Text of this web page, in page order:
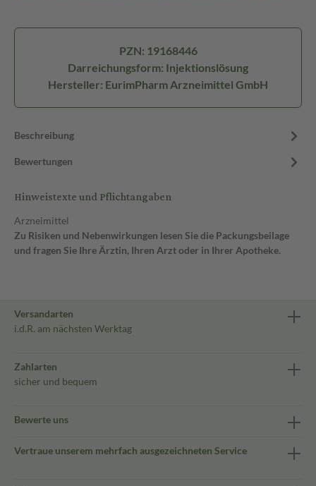
PZN: 19168446
Darreichungsform: Injektionslösung
Hersteller: EurimPharm Arzneimittel GmbH
Beschreibung
Bewertungen
Hinweistexte und Pflichtangaben
Arzneimittel
Zu Risiken und Nebenwirkungen lesen Sie die Packungsbeilage
und fragen Sie Ihre Ärztin, Ihren Arzt oder in Ihrer Apotheke.
Versandarten
i.d.R. am nächsten Werktag
Zahlarten
sicher und bequem
Bewerte uns
Vertraue unserem mehrfach ausgezeichneten Service